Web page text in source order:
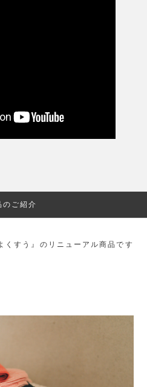
のご紹介
すう』のリニューアル商品です